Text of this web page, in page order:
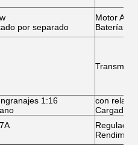
por separado
Motor AC
Batería
1:16
con
Cargador
Regulador